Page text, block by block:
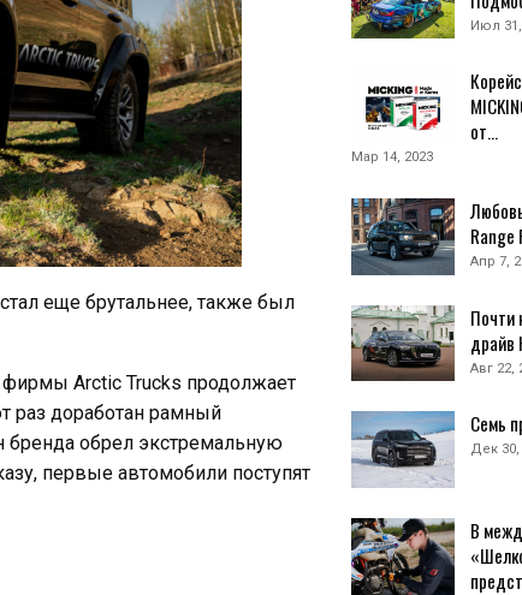
еще брутальнее, также был
Arctic Trucks продолжает
раз доработан рамный
бренда обрел экстремальную
первые автомобили поступят
Июл 31,
от…
Мар 14, 2023
Range
Апр 7,
Почти
драйв
Авг 22,
Семь
Дек 30,
В